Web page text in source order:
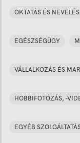
OKTATÁS ÉS NEVELÉS
EGÉSZSÉGÜGY
VÁLLALKOZÁS ÉS
HOBBIFOTÓZÁS, -
EGYÉB